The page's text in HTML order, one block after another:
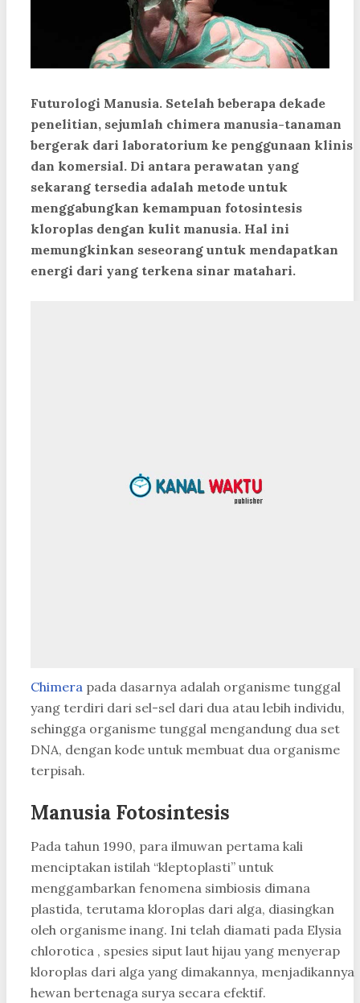
Futurologi Manusia. Setelah beberapa dekade
penelitian, sejumlah chimera manusia-tanaman
bergerak dari laboratorium ke penggunaan klinis
dan komersial. Di antara perawatan yang
sekarang tersedia adalah metode untuk
menggabungkan kemampuan fotosintesis
kloroplas dengan kulit manusia. Hal ini
memungkinkan seseorang untuk mendapatkan
energi dari yang terkena sinar matahari.
Chimera pada dasarnya adalah organisme tunggal
yang terdiri dari sel-sel dari dua atau lebih individu,
sehingga organisme tunggal mengandung dua set
DNA, dengan kode untuk membuat dua organisme
terpisah.
Manusia Fotosintesis
Pada tahun 1990, para ilmuwan pertama kali
menciptakan istilah “kleptoplasti” untuk
menggambarkan fenomena simbiosis dimana
plastida, terutama kloroplas dari alga, diasingkan
oleh organisme inang. Ini telah diamati pada Elysia
chlorotica , spesies siput laut hijau yang menyerap
kloroplas dari alga yang dimakannya, menjadikannya
hewan bertenaga surya secara efektif.